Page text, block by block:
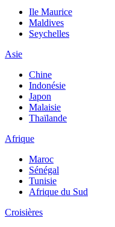
Ile Maurice
Maldives
Seychelles
Asie
Chine
Indonésie
Japon
Malaisie
Thaïlande
Afrique
Maroc
Sénégal
Tunisie
Afrique du Sud
Croisières